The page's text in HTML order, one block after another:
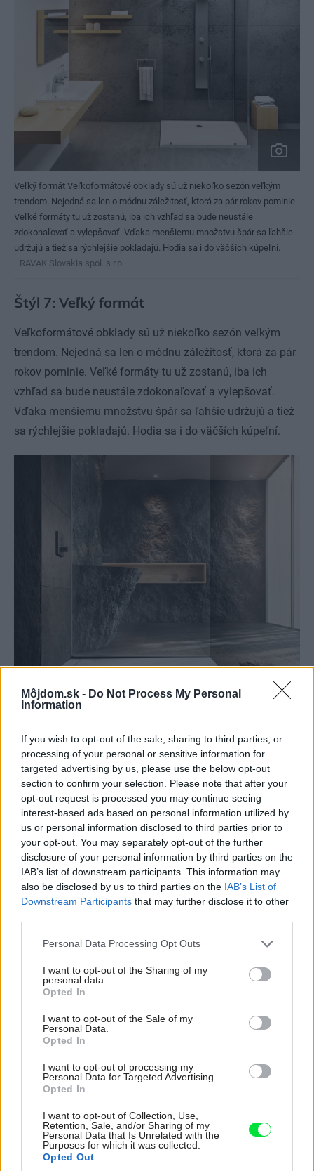
Môjdom.sk - Do Not Process My Personal
Information
If you wish to opt-out of the sale, sharing to third parties, or
processing of your personal or sensitive information for
targeted advertising by us, please use the below opt-out
section to confirm your selection. Please note that after your
opt-out request is processed you may continue seeing
interest-based ads based on personal information utilized by
us or personal information disclosed to third parties prior to
your opt-out. You may separately opt-out of the further
disclosure of your personal information by third parties on the
IAB’s list of downstream participants. This information may
also be disclosed by us to third parties on the IAB’s List of
Downstream Participants that may further disclose it to other
Please note that this website/app uses one or more Google
not limited to your visit or usage behaviour. You may click to
grant or deny consent to Google and its third-party tags to
use your data for below specified purposes in below Google
consent section.
Personal Data Processing Opt Outs
I want to opt-out of the Sharing of my
personal data.
Opted In
I want to opt-out of the Sale of my
Personal Data.
Opted In
I want to opt-out of processing my
Personal Data for Targeted Advertising.
Opted In
I want to opt-out of Collection, Use,
Retention, Sale, and/or Sharing of my
Personal Data that Is Unrelated with the
Purposes for which it was collected.
Opted Out
Veľký formát Veľkoformátové obklady sú už niekoľko sezón veľkým
trendom. Nejedná sa len o módnu záležitosť, ktorá za pár rokov pominie.
Veľké formáty tu už zostanú, iba ich vzhľad sa bude neustále
zdokonaľovať a vylepšovať. Vďaka menšiemu množstvu špár sa ľahšie
udržujú a tiež sa rýchlejšie pokladajú. Hodia sa i do väčších kúpeľní.
RAVAK Slovakia spol. s r.o.
Štýl 7: Veľký formát
Veľkoformátové obklady sú už niekoľko sezón veľkým
trendom. Nejedná sa len o módnu záležitosť, ktorá za pár
rokov pominie. Veľké formáty tu už zostanú, iba ich
vzhľad sa bude neustále zdokonaľovať a vylepšovať.
Vďaka menšiemu množstvu špár sa ľahšie udržujú a tiež
sa rýchlejšie pokladajú. Hodia sa i do väčších kúpeľní.
Vytesané do kameňa Ak túžite po čomsi luxusnom a exkluzívnom,
možno je pre vás tá správna voľba obklad z mramoru, bridlice, vápenca
či pieskovca, či už v leštenej alebo surovej neopracovanej forme.
Prírodný kameň má jedinečné odtiene, žilkovanie a štruktúru, ktorá sa
na žiadnom inom kuse obkladu neopakuje. Dokonale vynikne napríklad
v sprchovom kúte. Foto Kaldewei.
Foto Kaldewei
Štýl 8: Vytesané do kameňa
vás tá správna voľba obklad z mramoru, bridlice, vápenca
či pieskovca, či už v leštenej alebo surovej neopracovanej
forme. Prírodný kameň má jedinečné odtiene, žilkovanie a
neopakuje. Dokonale vynikne napríklad v sprchovom
kúte. Foto Kaldewei.
FOTO: ARCHÍV FIRIEM, isifa/shutterstock
ZDROJ: časopisMôj dom 5/2018